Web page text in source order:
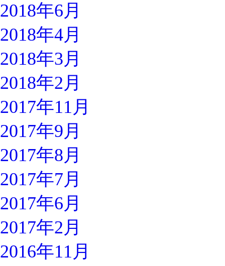
2018年6月
2018年4月
2018年3月
2018年2月
2017年11月
2017年9月
2017年8月
2017年7月
2017年6月
2017年2月
2016年11月